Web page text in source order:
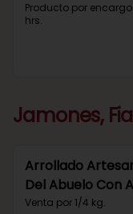
Producto por
hrs.
Jamones,
Arrollado
Del Abuelo Con
175)
Venta por 1/4 kg.